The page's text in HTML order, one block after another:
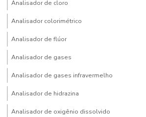
Analisador de cloro
Analisador colorimétrico
Analisador de flúor
Analisador de gases
Analisador de gases infravermelho
Analisador de hidrazina
Analisador de oxigênio dissolvido